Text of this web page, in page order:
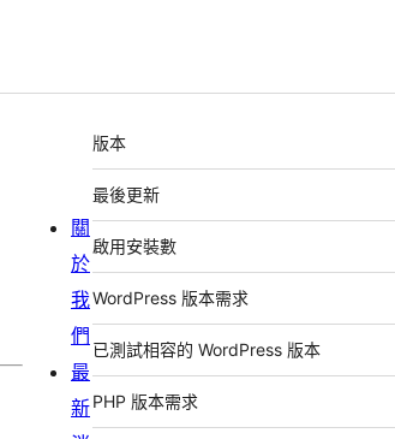
中
繼
資
料
版本
最後更新
啟用安裝數
WordPress 版本需求
已測試相容的 WordPress 版本
PHP 版本需求
關
於
我
們
最
新